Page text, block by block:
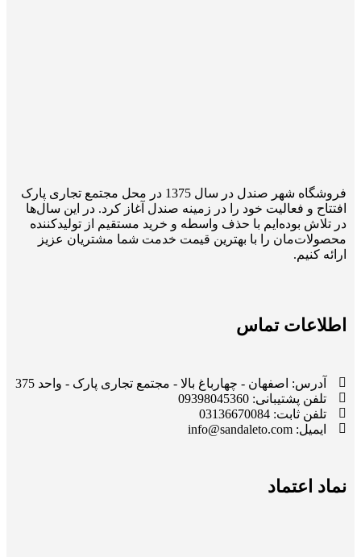
فروشگاه شهر صندل در سال 1375 در محل مجتمع تجاری پارک
افتتاح و فعالیت خود را در زمینه صندل آغاز کرد. در این سال‌ها
در تلاش بوده‌ایم با حذف واسطه و خرید مستقیم از تولیدکننده
محصولات‌مان را با بهترین قیمت خدمت شما مشتریان عزیز
ارائه کنیم.
اطلاعات تماس
آدرس: اصفهان - چهارباغ بالا - مجتمع تجاری پارک - واحد 375
تلفن پشتیبانی: 09398045360
تلفن ثابت: 03136670084
ایمیل: info@sandaleto.com
نماد اعتماد